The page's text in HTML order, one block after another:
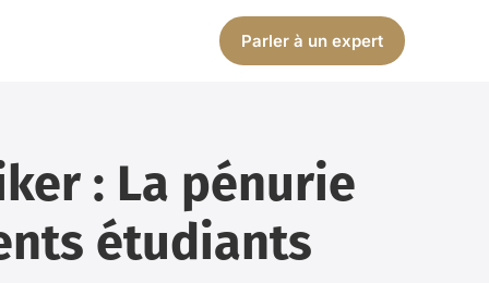
Parler à un expert
: La pénurie
étudiants